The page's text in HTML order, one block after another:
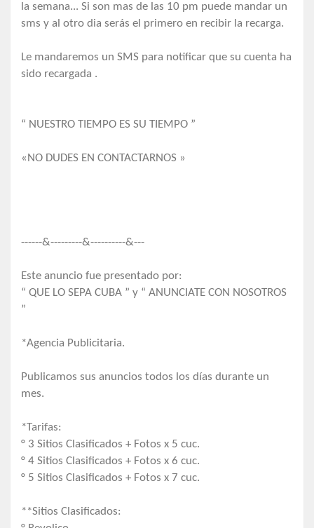
la semana... Si son mas de las 10 pm puede mandar un
sms y al otro dia serás el primero en recibir la recarga.
Le mandaremos un SMS para notificar que su cuenta ha
sido recargada .
“ NUESTRO TIEMPO ES SU TIEMPO ”
«NO DUDES EN CONTACTARNOS »
------&---------&----------&---
Este anuncio fue presentado por:
“ QUE LO SEPA CUBA ” y “ ANUNCIATE CON NOSOTROS
”
*Agencia Publicitaria.
Publicamos sus anuncios todos los días durante un
mes.
*Tarifas:
° 3 Sitios Clasificados + Fotos x 5 cuc.
° 4 Sitios Clasificados + Fotos x 6 cuc.
° 5 Sitios Clasificados + Fotos x 7 cuc.
**Sitios Clasificados: